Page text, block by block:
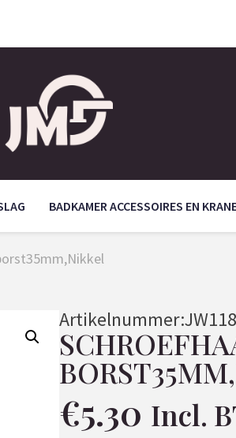
BADKAMER ACCESSOIRES EN
Artikelnummer:
€5.30 Incl.